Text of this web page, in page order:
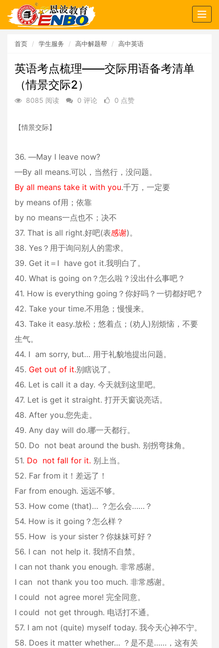
首页 学生服务 高中解题帮 高中英语
英语考点梳理——交际用语备考清单
（情景交际2）
8085 阅读 0 评论 0 点赞
【情景交际】
36. —May I leave now?
—By all means.可以，当然行，没问题。
By all means take it with you.千万，一定要
by means of用；依靠
by no means一点也不；决不
37. That is all right.好吧(表感谢)。
38. Yes？用于询问别人的需求。
39. Get it＝I have got it.我明白了。
40. What is going on？怎么啦？没出什么事吧？
41. How is everything going？你好吗？一切都好吧？
42. Take your time.不用急；慢慢来。
43. Take it easy.放松；悠着点；(劝人)别烦恼，不要
生气。
44. I am sorry, but… 用于礼貌地提出问题。
45. Get out of it.别瞎说了。
46. Let is call it a day. 今天就到这里吧。
47. Let is get it straight. 打开天窗说亮话。
48. After you.您先走。
49. Any day will do.哪一天都行。
50. Do not beat around the bush. 别拐弯抹角。
51. Do not fall for it. 别上当。
52. Far from it！差远了！
Far from enough. 远远不够。
53. How come (that)… ？怎么会……？
54. How is it going？怎么样？
55. How is your sister？你妹妹可好？
56. I can not help it. 我情不自禁。
I can not thank you enough. 非常感谢。
I can not thank you too much. 非常感谢。
I could not agree more! 完全同意。
I could not get through. 电话打不通。
57. I am not (quite) myself today. 我今天心神不宁。
58. Does it matter whether… ？是不是……，这有关